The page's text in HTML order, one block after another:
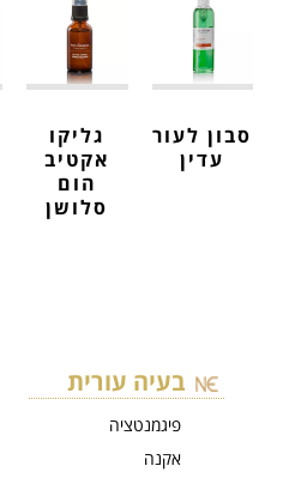
סבון לעור
עדין
גליקו
אקטיב
הום
סלושן
בעיה עורית
פיגמנטציה
אקנה